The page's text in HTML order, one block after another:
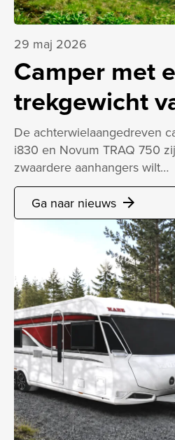
29 maj 2026
Camper met
trekgewicht
De achterwielaangedreven
i830 en Novum TRAQ 750
zwaardere aanhangers wilt…
Ga naar nieuws arrow_forward